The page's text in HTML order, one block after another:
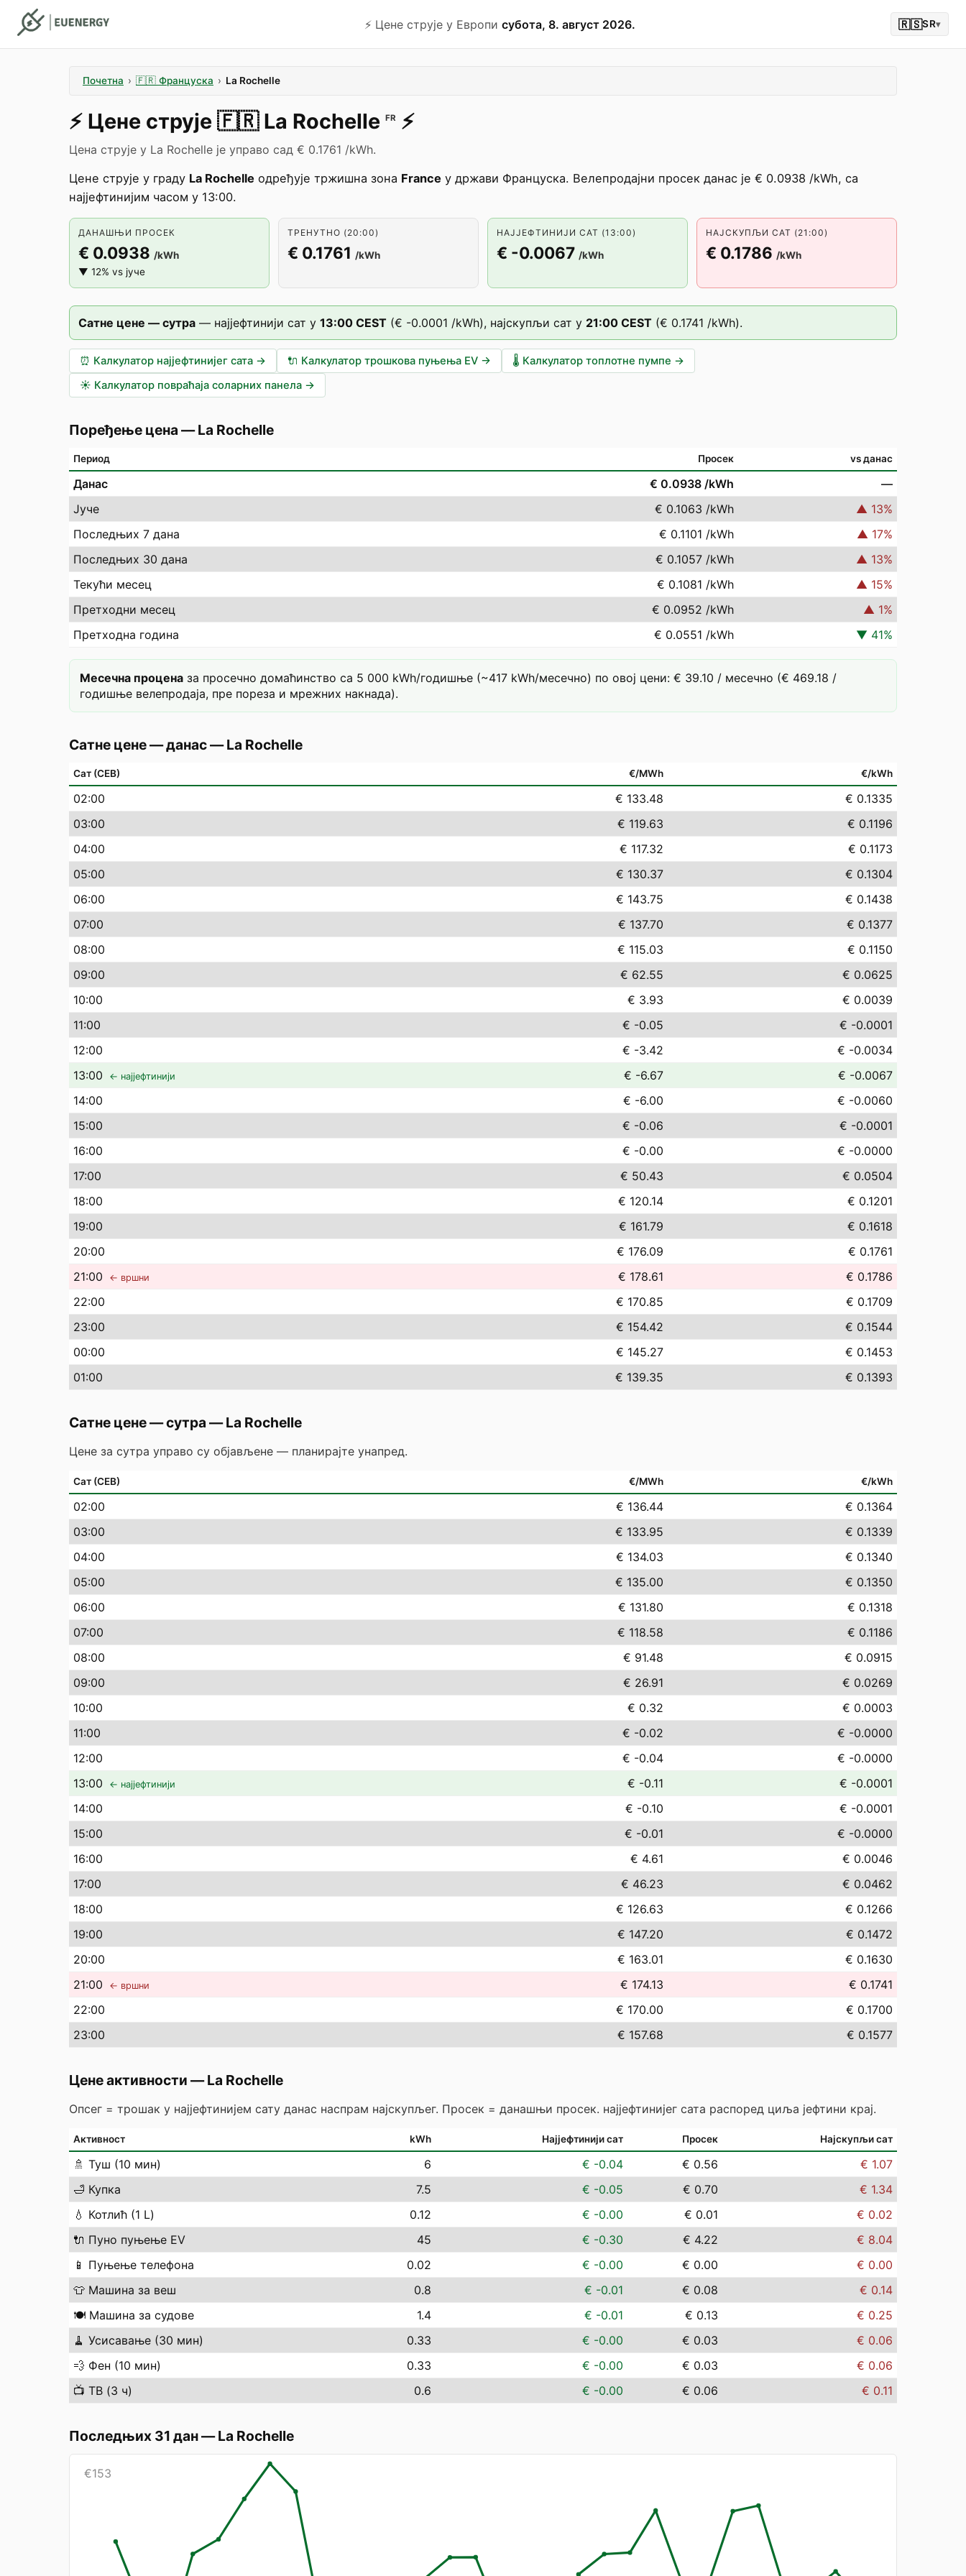
⚡️ Цене струје у Европи субота, 8. август 2026. 🇷🇸SR▾
Почетна › 🇫🇷 Француска › La Rochelle
⚡️ Цене струје 🇫🇷 La Rochelle FR ⚡️
Цена струје у La Rochelle је управо сад € 0.1761 /kWh.
Цене струје у граду La Rochelle одређује тржишна зона France у држави Француска. Велепродајни просек данас је € 0.0938 /kWh, са
најјефтинијим часом у 13:00.
ДАНАШЊИ ПРОСЕК
€ 0.0938 /kWh
▼ 12% vs јуче
ТРЕНУТНО (20:00)
€ 0.1761 /kWh
НАЈЈЕФТИНИЈИ САТ (13:00)
€ -0.0067 /kWh
НАЈСКУПЉИ САТ (21:00)
€ 0.1786 /kWh
Сатне цене — сутра — најјефтинији сат у 13:00 CEST (€ -0.0001 /kWh), најскупљи сат у 21:00 CEST (€ 0.1741 /kWh).
⏰ Калкулатор најјефтинијег сата → 🔌 Калкулатор трошкова пуњења EV → 🌡️ Калкулатор топлотне пумпе →
☀️ Калкулатор повраћаја соларних панела →
Поређење цена —La Rochelle
Период Просек vs данас
Данас € 0.0938 /kWh
—
Јуче
€ 0.1063 /kWh ▲ 13%
Последњих 7 дана
€ 0.1101 /kWh ▲ 17%
Последњих 30 дана
€ 0.1057 /kWh ▲ 13%
Текући месец
€ 0.1081 /kWh ▲ 15%
Претходни месец
€ 0.0952 /kWh ▲ 1%
Претходна година
€ 0.0551 /kWh ▼ 41%
Месечна процена за просечно домаћинство са 5 000 kWh/годишње (~417 kWh/месечно) по овој цени: € 39.10 / месечно (€ 469.18 /
годишње велепродаја, пре пореза и мрежних накнада).
Сатне цене — данас—La Rochelle
Сат (СЕВ) €/MWh €/kWh
02:00 € 133.48
€ 0.1335
03:00 € 119.63
€ 0.1196
04:00 € 117.32
€ 0.1173
05:00 € 130.37
€ 0.1304
06:00 € 143.75
€ 0.1438
07:00 € 137.70
€ 0.1377
08:00 € 115.03
€ 0.1150
09:00 € 62.55
€ 0.0625
10:00 € 3.93
€ 0.0039
11:00 € -0.05
€ -0.0001
12:00 € -3.42
€ -0.0034
13:00 ← најјефтинији € -6.67
€ -0.0067
14:00 € -6.00
€ -0.0060
15:00 € -0.06
€ -0.0001
16:00 € -0.00
€ -0.0000
17:00 € 50.43
€ 0.0504
18:00 € 120.14
€ 0.1201
19:00 € 161.79
€ 0.1618
20:00 € 176.09
€ 0.1761
21:00 ← вршни € 178.61
€ 0.1786
22:00 € 170.85
€ 0.1709
23:00 € 154.42
€ 0.1544
00:00 € 145.27
€ 0.1453
01:00 € 139.35 € 0.1393
Сатне цене — сутра —La Rochelle
Цене за сутра управо су објављене — планирајте унапред.
Сат (СЕВ) €/MWh €/kWh
02:00 € 136.44
€ 0.1364
03:00 € 133.95
€ 0.1339
04:00 € 134.03
€ 0.1340
05:00 € 135.00
€ 0.1350
06:00 € 131.80
€ 0.1318
07:00 € 118.58
€ 0.1186
08:00 € 91.48
€ 0.0915
09:00 € 26.91
€ 0.0269
10:00 € 0.32
€ 0.0003
11:00 € -0.02
€ -0.0000
12:00 € -0.04
€ -0.0000
13:00 ← најјефтинији € -0.11
€ -0.0001
14:00 € -0.10
€ -0.0001
15:00 € -0.01
€ -0.0000
16:00 € 4.61
€ 0.0046
17:00 € 46.23
€ 0.0462
18:00 € 126.63
€ 0.1266
19:00 € 147.20
€ 0.1472
20:00 € 163.01
€ 0.1630
21:00 ← вршни € 174.13
€ 0.1741
22:00 € 170.00
€ 0.1700
23:00 € 157.68 € 0.1577
Цене активности —La Rochelle
Опсег = трошак у најјефтинијем сату данас наспрам најскупљег. Просек = данашњи просек. најјефтинијег сата распоред циља јефтини крај.
Активност kWh Најјефтинији сат Просек Најскупљи сат
🚿 Туш (10 мин) 6 € -0.04 € 0.56
€ 1.07
🛁 Купка 7.5 € -0.05 € 0.70
€ 1.34
💧 Котлић (1 L) 0.12 € -0.00 € 0.01
€ 0.02
🔌 Пуно пуњење EV 45 € -0.30 € 4.22
€ 8.04
📱 Пуњење телефона 0.02 € -0.00 € 0.00
€ 0.00
👕 Машина за веш 0.8 € -0.01 € 0.08
€ 0.14
🍽️ Машина за судове 1.4 € -0.01 € 0.13
€ 0.25
🧹 Усисавање (30 мин) 0.33 € -0.00 € 0.03
€ 0.06
💨 Фен (10 мин) 0.33 € -0.00 € 0.03
€ 0.06
📺 ТВ (3 ч) 0.6 € -0.00 € 0.06 € 0.11
Последњих 31 дан—La Rochelle
€153